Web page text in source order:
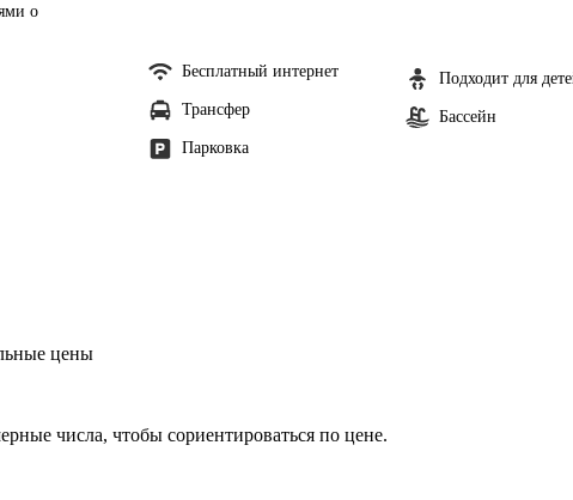
о
Бесплатный интернет
Трансфер
Парковка
Подходит для
Бассейн
цены
числа, чтобы сориентироваться по цене.